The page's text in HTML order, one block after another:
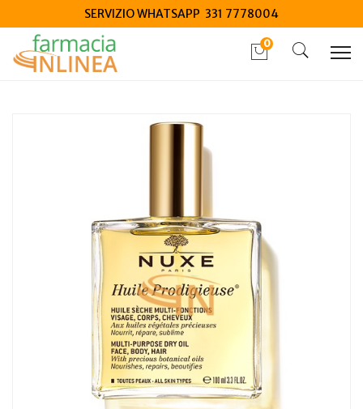
SERVIZIO WHATSAPP 331 7778004
0
Nuxe huile prodigieuse 100 ml